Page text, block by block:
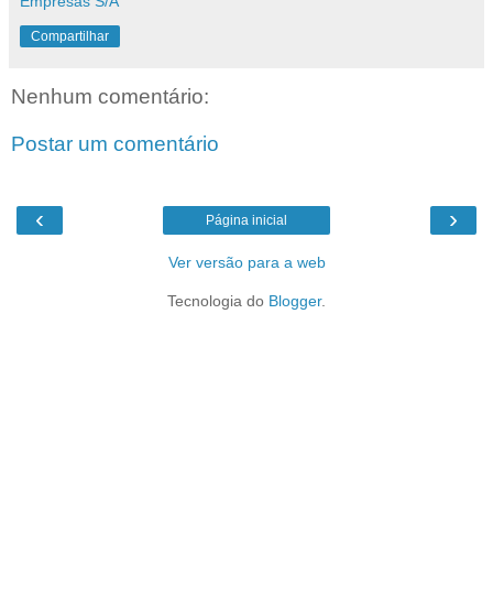
Compartilhar
Nenhum comentário:
Postar um comentário
‹ ›
Página inicial
Ver versão para a web
Tecnologia do Blogger.